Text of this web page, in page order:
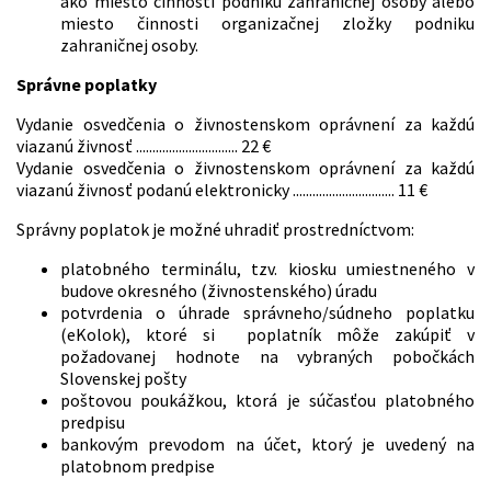
miesto činnosti organizačnej zložky podniku
zahraničnej osoby.
Správne poplatky
Vydanie osvedčenia o živnostenskom oprávnení za každú
viazanú živnosť ............................... 22 €
Vydanie osvedčenia o živnostenskom oprávnení za každú
viazanú živnosť podanú elektronicky ............................... 11 €
Správny poplatok je možné uhradiť prostredníctvom:
platobného terminálu, tzv. kiosku umiestneného v
budove okresného (živnostenského) úradu
potvrdenia o úhrade správneho/súdneho poplatku
(eKolok), ktoré si poplatník môže zakúpiť v
požadovanej hodnote na vybraných pobočkách
Slovenskej pošty
poštovou poukážkou, ktorá je súčasťou platobného
predpisu
bankovým prevodom na účet, ktorý je uvedený na
platobnom predpise